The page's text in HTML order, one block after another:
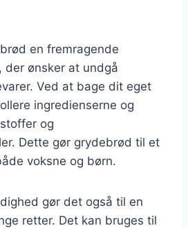
en fremragende
der ønsker at undgå
Ved at bage dit eget
ingredienserne og
og
Dette gør grydebrød til et
voksne og børn.
gør det også til en
retter. Det kan bruges til